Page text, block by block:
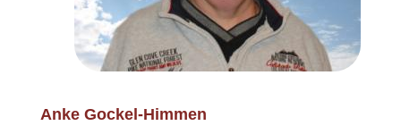
Anke Gockel-Himmen